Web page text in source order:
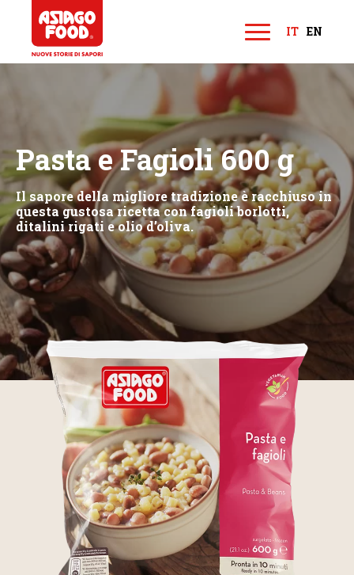
M
n
IT EN
Pasta e Fagioli 600 g
Il sapore della migliore tradizione è racchiuso in
questa gustosa ricetta con fagioli borlotti,
ditalini rigati e olio d’oliva.